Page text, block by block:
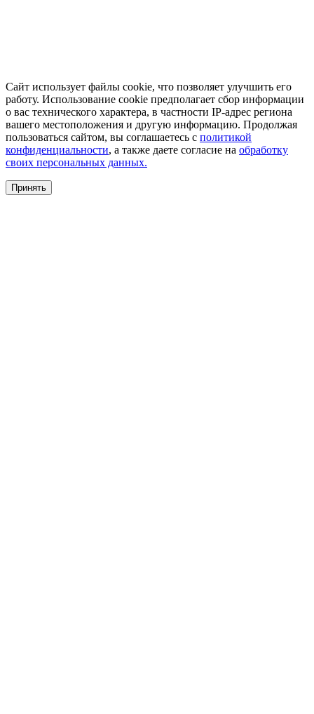
Сайт использует файлы cookie, что позволяет улучшить его
работу. Использование cookie предполагает сбор информации
о вас технического характера, в частности IP-адрес региона
вашего местоположения и другую информацию. Продолжая
пользоваться сайтом, вы соглашаетесь с политикой
конфиденциальности, а также даете согласие на обработку
своих персональных данных.
Принять